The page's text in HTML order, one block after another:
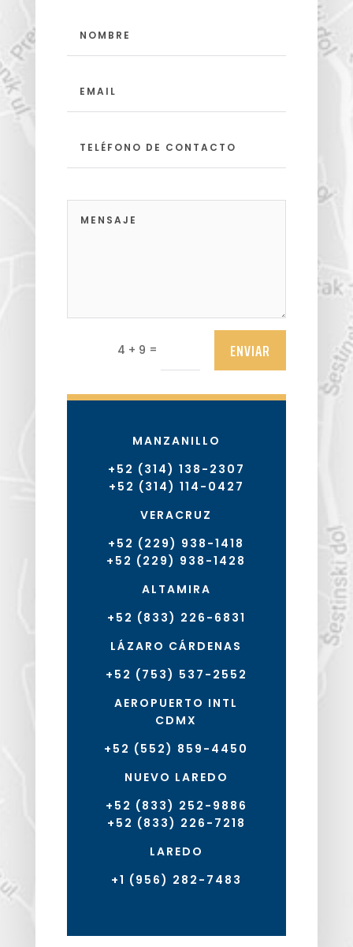
4 + 9 = ENVIAR
MANZANILLO
+52 (314) 138-2307
+52 (314) 114-0427
VERACRUZ
+52 (229) 938-1418
+52 (229) 938-1428
ALTAMIRA
+52 (833) 226-6831
LÁZARO CÁRDENAS
+52 (753) 537-2552
AEROPUERTO INTL
CDMX
+52 (552) 859-4450
NUEVO LAREDO
+52 (833) 252-9886
+52 (833) 226-7218
LAREDO
+1 (956) 282-7483